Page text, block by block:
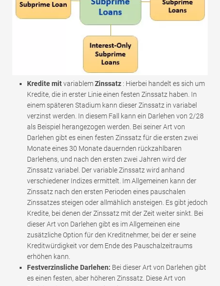
Kredite mitvariablemZinssatz : Hierbei handelt es sich um
Kredite, die in erster Linie einen festen Zinssatz haben. In
einem späteren Stadium kann dieser Zinssatz in variabel
verzinst werden. In diesem Fall kann ein Darlehen von 2/28
als Beispiel herangezogen werden. Bei seiner Art von
Darlehen gibt es einen festen Zinssatz für die ersten zwei
Monate eines 30 Monate dauernden rückzahlbaren
Darlehens, und nach den ersten zwei Jahren wird der
Zinssatz variabel. Der variable Zinssatz wird anhand
verschiedener Indizes ermittelt. Im Allgemeinen kann der
Zinssatz nach den ersten Perioden eines pauschalen
Zinssatzes steigen oder allmählich ansteigen. Es gibt jedoch
Kredite, bei denen der Zinssatz mit der Zeit weiter sinkt. Bei
dieser Art von Darlehen gibt es im Allgemeinen eine
zusätzliche Option für den Kreditnehmer, bei der er seine
Kreditwürdigkeit vor dem Ende des Pauschalzeitraums
erhöhen kann.
Festverzinsliche Darlehen: Bei dieser Art von Darlehen gibt
es einen festen, aber höheren Zinssatz. Diese Art von